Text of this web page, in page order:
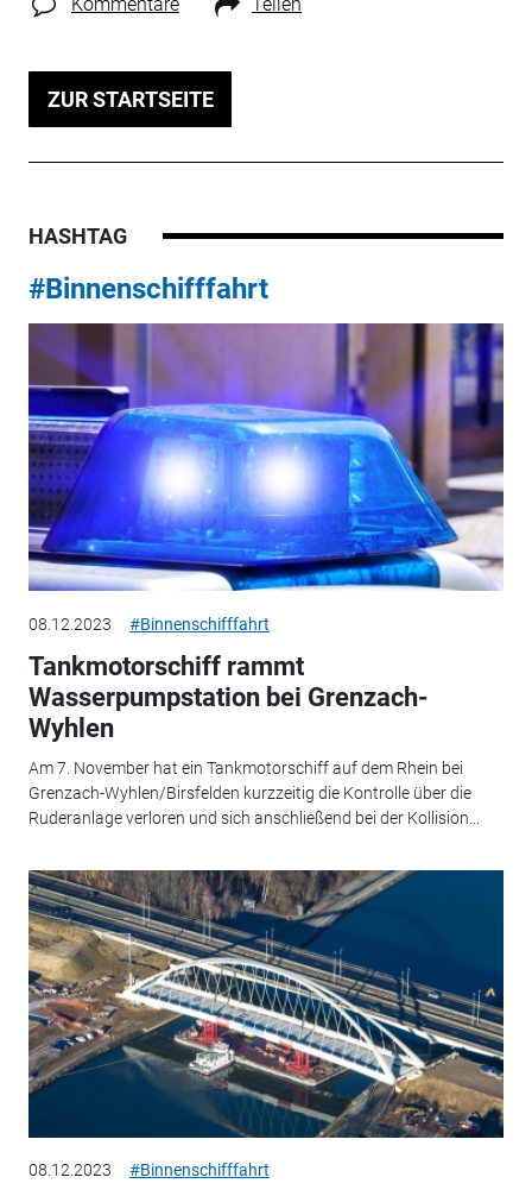
ZUR STARTSEITE
HASHTAG
#Binnenschifffahrt
08.12.2023 #Binnenschifffahrt
Tankmotorschiff rammt
Wasserpumpstation bei Grenzach-
Wyhlen
Am 7. November hat ein Tankmotorschiff auf dem Rhein bei
Grenzach-Wyhlen/Birsfelden kurzzeitig die Kontrolle über die
Ruderanlage verloren und sich anschließend bei der Kollision...
08.12.2023 #Binnenschifffahrt